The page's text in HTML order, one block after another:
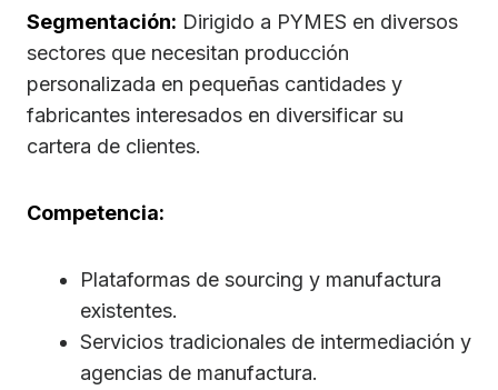
Segmentación: Dirigido a PYMES en diversos
sectores que necesitan producción
personalizada en pequeñas cantidades y
fabricantes interesados en diversificar su
cartera de clientes.
Competencia:
Plataformas de sourcing y manufactura
existentes.
Servicios tradicionales de intermediación y
agencias de manufactura.